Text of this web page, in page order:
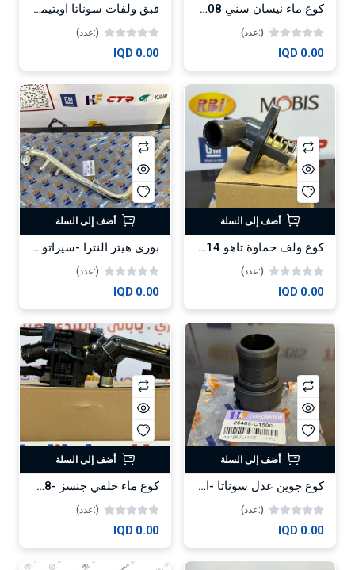
كوع ماء نيسان سني 2008-2014 -HF
(:عدد)
0.00 IQD
قبق ولفات سوناتا اوبتيما محرك 2.4 2015 -HF
(:عدد)
0.00 IQD
أضف إلى السلة
كوع ولف حماوة تاهو 2014-2020 -HF
(:عدد)
0.00 IQD
أضف إلى السلة
بوري هيتر النترا -سيراتو -اكسنت 1.6 2020 -HF
(:عدد)
0.00 IQD
أضف إلى السلة
كوع جوين عدل سوناتا -اوبتيما 2020 -HF
(:عدد)
0.00 IQD
أضف إلى السلة
كوع ماء خلفي جنسز -2018 3.5 -HF
(:عدد)
0.00 IQD